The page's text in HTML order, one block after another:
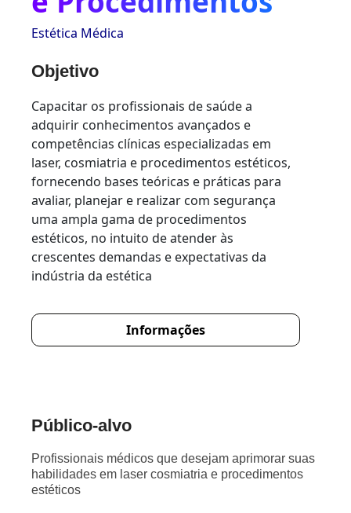
Estética Médica
Objetivo
Capacitar os profissionais de saúde a
adquirir conhecimentos avançados e
competências clínicas especializadas em
laser, cosmiatria e procedimentos estéticos,
fornecendo bases teóricas e práticas para
avaliar, planejar e realizar com segurança
uma ampla gama de procedimentos
estéticos, no intuito de atender às
crescentes demandas e expectativas da
indústria da estética
Informações
Público-alvo
Profissionais médicos que desejam aprimorar suas
habilidades em laser cosmiatria e procedimentos
estéticos